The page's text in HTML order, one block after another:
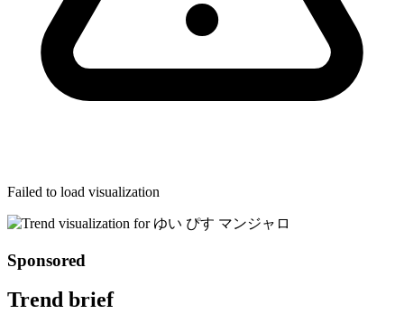
Failed to load visualization
Sponsored
Trend brief